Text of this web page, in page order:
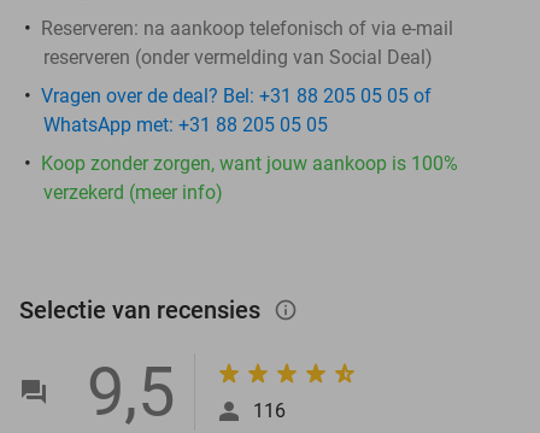
Reserveren: na aankoop telefonisch of via e-mail
reserveren (onder vermelding van Social Deal)
Vragen over de deal? Bel: +31 88 205 05 05 of
WhatsApp met: +31 88 205 05 05
Koop zonder zorgen, want jouw aankoop is 100%
verzekerd (meer info)
Selectie van recensies info_outlined
9,5 116